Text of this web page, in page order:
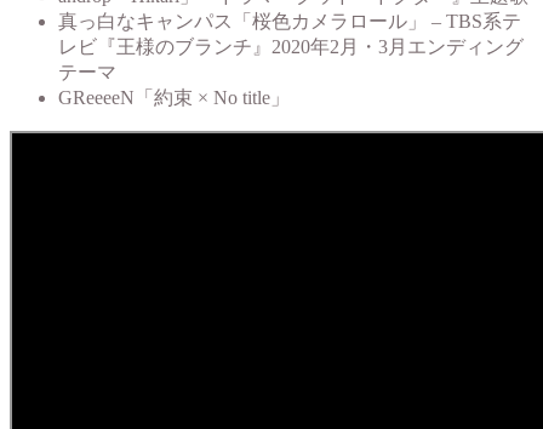
真っ白なキャンパス「桜色カメラロール」 – TBS系テ
レビ『王様のブランチ』2020年2月・3月エンディング
テーマ
GReeeeN「約束 × No title」